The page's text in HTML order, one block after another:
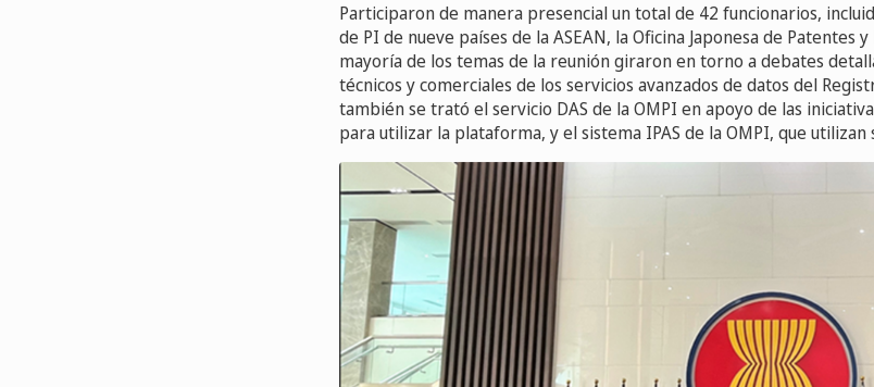
Participaron de manera presencial un total de 42 funcionarios,
de PI de nueve países de la ASEAN, la Oficina Japonesa de Patentes
mayoría de los temas de la reunión giraron en torno a debates
técnicos y comerciales de los servicios avanzados de datos del
también se trató el servicio DAS de la OMPI en apoyo de las
para utilizar la plataforma, y el sistema IPAS de la OMPI, que utilizan